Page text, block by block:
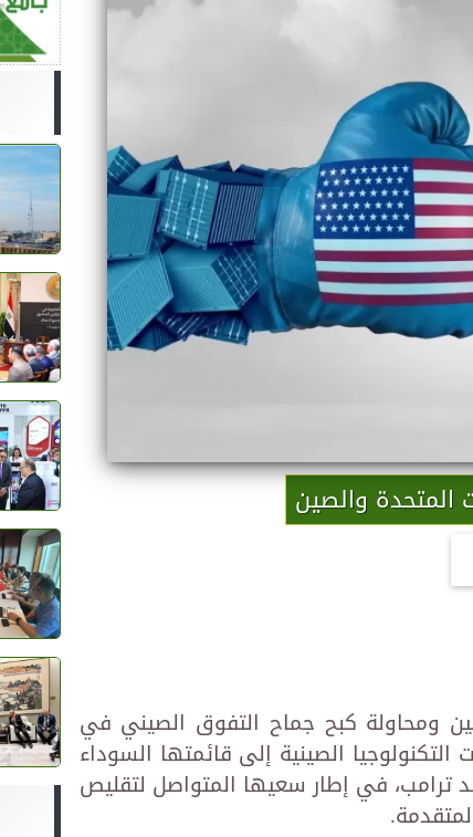
المتحدة والصين
ومحاولة كبح جماح التفوق الصيني في
الصينية إلى قائمتها السوداء
ترامب، في إطار سعيها المتواصل لتقليص